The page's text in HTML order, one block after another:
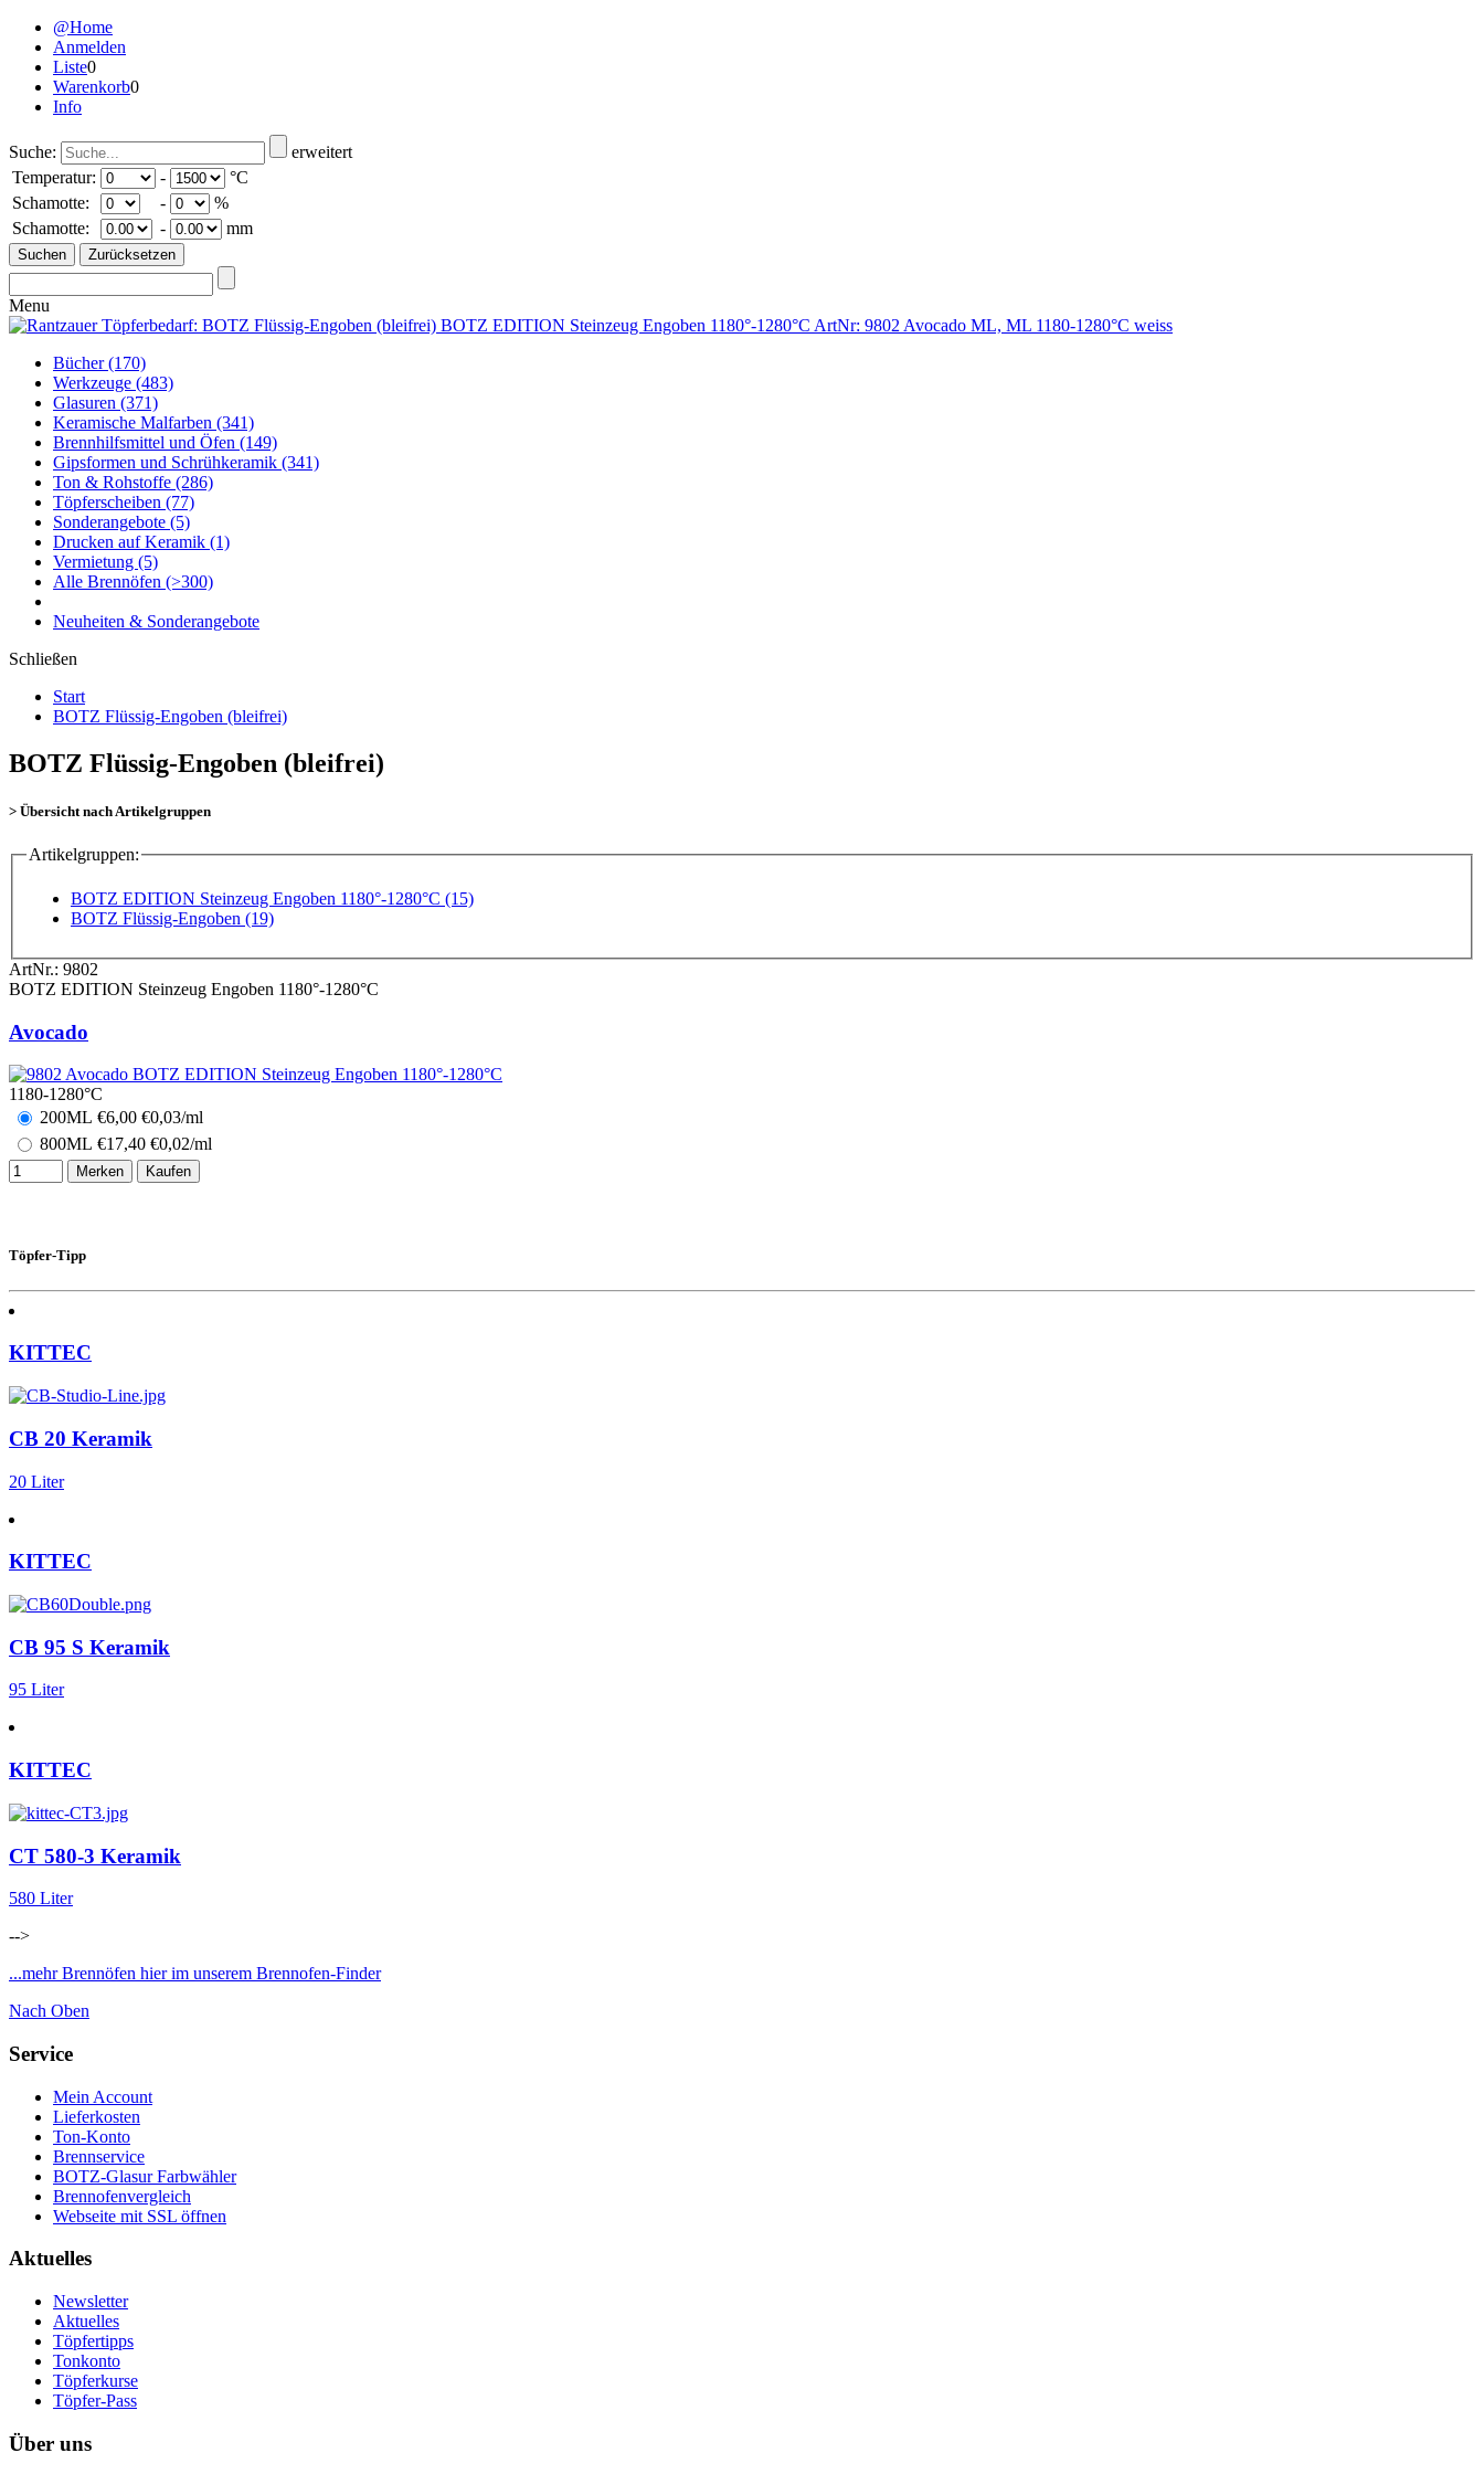
@Home
Anmelden
Liste0
Warenkorb0
Info
Suche:
erweitert
Temperatur:
-
°C
Schamotte:
-
%
Schamotte:
- mm
Menu
Bücher(170)
Werkzeuge (483)
Glasuren (371)
Keramische Malfarben (341)
Brennhilfsmittel und Öfen (149)
Gipsformen und Schrühkeramik (341)
Ton & Rohstoffe (286)
Töpferscheiben (77)
Sonderangebote (5)
Drucken auf Keramik (1)
Vermietung (5)
Alle Brennöfen (>300)
Neuheiten & Sonderangebote
Schließen
Start
BOTZ Flüssig-Engoben (bleifrei)
BOTZ Flüssig-Engoben (bleifrei)
> Übersicht nach Artikelgruppen
Artikelgruppen:
BOTZ EDITION Steinzeug Engoben 1180°-1280°C (15)
BOTZ Flüssig-Engoben (19)
ArtNr.: 9802
BOTZ EDITION Steinzeug Engoben 1180°-1280°C
Avocado
1180-1280°C
200ML €6,00 €0,03/ml
800ML €17,40 €0,02/ml
Merken Kaufen
Töpfer-Tipp
KITTEC
CB 20 Keramik
20 Liter
KITTEC
CB 95 S Keramik
95 Liter
KITTEC
CT 580-3 Keramik
580 Liter
-->
...mehr Brennöfen hier im unserem Brennofen-Finder
Nach Oben
Service
Mein Account
Lieferkosten
Ton-Konto
Brennservice
BOTZ-Glasur Farbwähler
Brennofenvergleich
Webseite mit SSL öffnen
Aktuelles
Newsletter
Aktuelles
Töpfertipps
Tonkonto
Töpferkurse
Töpfer-Pass
Über uns